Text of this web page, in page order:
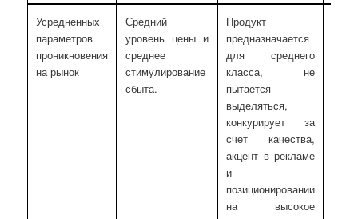
Усредненных
параметров
проникновения
на рынок
Средний
уровень цены и
среднее
стимулирование
сбыта.
Продукт
предназначается
для среднего
класса, не
пытается
выделяться,
конкурирует за
счет качества,
акцент в рекламе
и
позиционировании
на высокое